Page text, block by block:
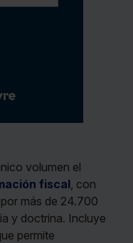
volumen el
fiscal , con
más de 24.700
y doctrina. Incluye
permite